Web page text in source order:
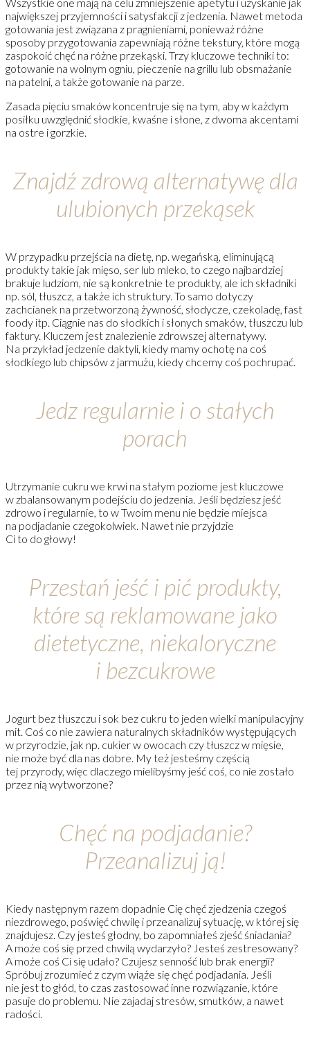
największej przyjemności i satysfakcji z jedzenia. Nawet metoda
gotowania jest związana z pragnieniami, ponieważ różne
sposoby przygotowania zapewniają różne tekstury, które mogą
zaspokoić chęć na różne przekąski. Trzy kluczowe techniki to:
gotowanie na wolnym ogniu, pieczenie na grillu lub obsmażanie
na patelni, a także gotowanie na parze.
Zasada pięciu smaków koncentruje się na tym, aby w każdym
posiłku uwzględnić słodkie, kwaśne i słone, z dwoma akcentami
na ostre i gorzkie.
Znajdź zdrową alternatywę dla
ulubionych przekąsek
W przypadku przejścia na dietę, np. wegańską, eliminującą
produkty takie jak mięso, ser lub mleko, to czego najbardziej
brakuje ludziom, nie są konkretnie te produkty, ale ich składniki
np. sól, tłuszcz, a także ich struktury. To samo dotyczy
zachcianek na przetworzoną żywność, słodycze, czekoladę, fast
foody itp. Ciągnie nas do słodkich i słonych smaków, tłuszczu lub
faktury. Kluczem jest znalezienie zdrowszej alternatywy.
Na przykład jedzenie daktyli, kiedy mamy ochotę na coś
słodkiego lub chipsów z jarmużu, kiedy chcemy coś pochrupać.
Jedz regularnie i o stałych
porach
Utrzymanie cukru we krwi na stałym poziome jest kluczowe
w zbalansowanym podejściu do jedzenia. Jeśli będziesz jeść
zdrowo i regularnie, to w Twoim menu nie będzie miejsca
na podjadanie czegokolwiek. Nawet nie przyjdzie
Ci to do głowy!
Przestań jeść i pić produkty,
które są reklamowane jako
dietetyczne, niekaloryczne
i bezcukrowe
Jogurt bez tłuszczu i sok bez cukru to jeden wielki manipulacyjny
mit. Coś co nie zawiera naturalnych składników występujących
w przyrodzie, jak np. cukier w owocach czy tłuszcz w mięsie,
nie może być dla nas dobre. My też jesteśmy częścią
tej przyrody, więc dlaczego mielibyśmy jeść coś, co nie zostało
przez nią wytworzone?
Chęć na podjadanie?
Przeanalizuj ją!
Kiedy następnym razem dopadnie Cię chęć zjedzenia czegoś
niezdrowego, poświęć chwilę i przeanalizuj sytuację, w której się
znajdujesz. Czy jesteś głodny, bo zapomniałeś zjeść śniadania?
A może coś się przed chwilą wydarzyło? Jesteś zestresowany?
A może coś Ci się udało? Czujesz senność lub brak energii?
Spróbuj zrozumieć z czym wiąże się chęć podjadania. Jeśli
nie jest to głód, to czas zastosować inne rozwiązanie, które
pasuje do problemu. Nie zajadaj stresów, smutków, a nawet
radości.